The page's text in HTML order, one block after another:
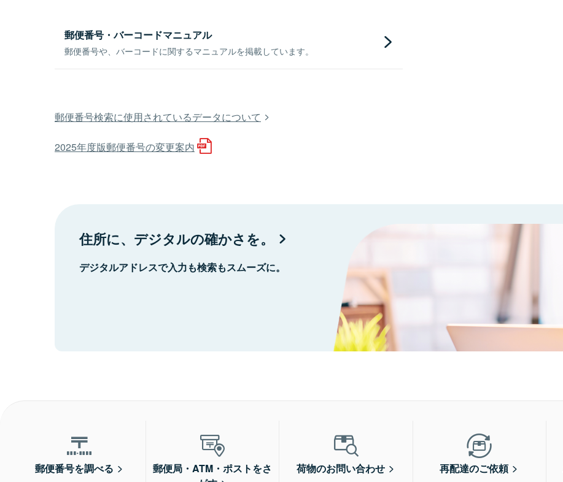
郵便番号・バーコードマニュアル
郵便番号や、バーコードに関するマニュアルを掲載しています。
郵便番号検索に使用されているデータについて
2025年度版郵便番号の変更案内
住所に、デジタルの確かさを。
デジタルアドレスで入力も検索もスムーズに。
郵便番号を調べる
郵便局・ATM・ポストをさ
荷物のお問い合わせ 再配達のご依頼